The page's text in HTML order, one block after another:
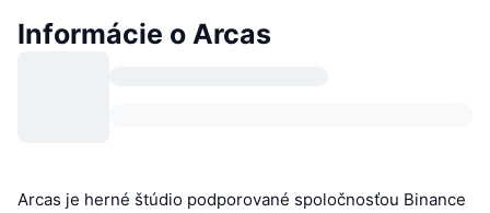
Informácie o Arcas
Arcas je herné štúdio podporované spoločnosťou Binance